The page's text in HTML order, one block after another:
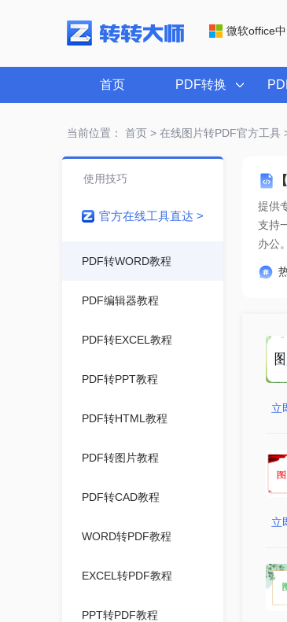
微软office
首页 PDF转换
当前位置： 首页> 在线图片转PDF官方工具
提供
办公。
使用技巧
官方在线工具直达 >
PDF转WORD教程
PDF编辑器教程
PDF转EXCEL教程
PDF转PPT教程
PDF转HTML教程
PDF转图片教程
PDF转CAD教程
WORD转PDF教程
EXCEL转PDF教程
PPT转PDF教程
立
立